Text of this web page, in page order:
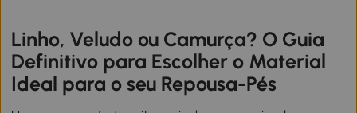
Linho, Veludo ou Camurça? O Guia
Definitivo para Escolher o Material
Ideal para o seu Repousa-Pés